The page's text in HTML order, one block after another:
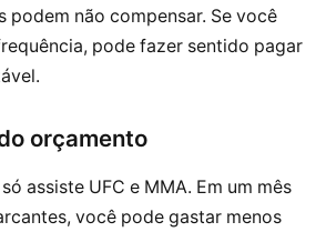
podem não compensar. Se você
pode fazer sentido pagar
orçamento
assiste UFC e MMA. Em um mês
você pode gastar menos